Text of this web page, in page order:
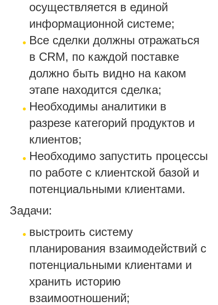
осуществляется в единой
информационной системе;
Все сделки должны отражаться
в CRM, по каждой поставке
должно быть видно на каком
этапе находится сделка;
Необходимы аналитики в
разрезе категорий продуктов и
клиентов;
Необходимо запустить процессы
по работе с клиентской базой и
потенциальными клиентами.
Задачи:
выстроить систему
планирования взаимодействий с
потенциальными клиентами и
хранить историю
взаимоотношений;